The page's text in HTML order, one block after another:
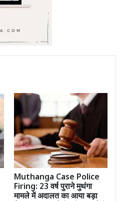
Muthanga Case Police
Firing: 23 वर्ष पुराने मुथंगा
मामले में अदालत का आया बड़ा